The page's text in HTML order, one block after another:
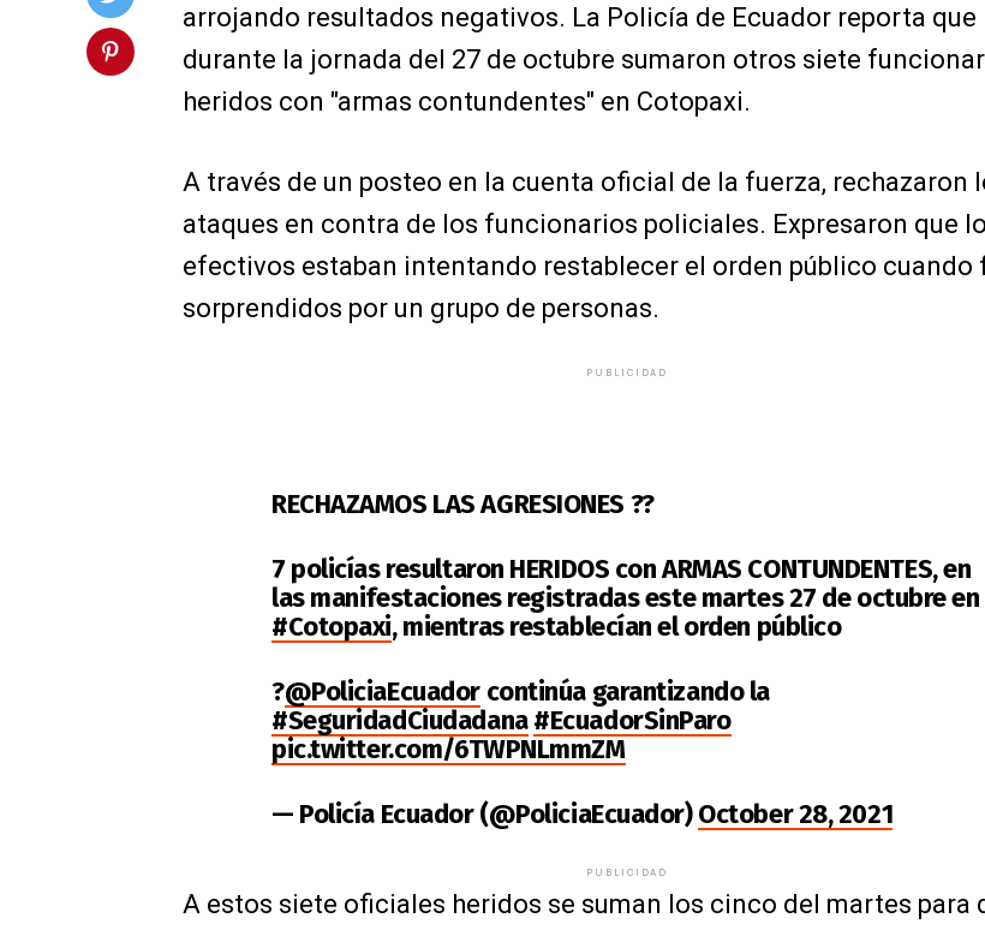
arrojando resultados negativos. La Policía de Ecuador reporta que
durante la jornada del 27 de octubre sumaron otros siete
heridos con "armas contundentes" en Cotopaxi.
A través de un posteo en la cuenta oficial de la fuerza, rechazaron
ataques en contra de los funcionarios policiales. Expresaron que
efectivos estaban intentando restablecer el orden público cuando
sorprendidos por un grupo de personas.
PUBLICIDAD
RECHAZAMOS LAS AGRESIONES ??
7 policías resultaron HERIDOS con ARMAS CONTUNDENTES, en
las manifestaciones registradas este martes 27 de octubre en
#Cotopaxi, mientras restablecían el orden público
?@PoliciaEcuadorcontinúa garantizando la
#SeguridadCiudadana#EcuadorSinParo
pic.twitter.com/6TWPNLmmZM
— Policía Ecuador (@PoliciaEcuador)October 28, 2021
PUBLICIDAD
A estos siete oficiales heridos se suman los cinco del martes para